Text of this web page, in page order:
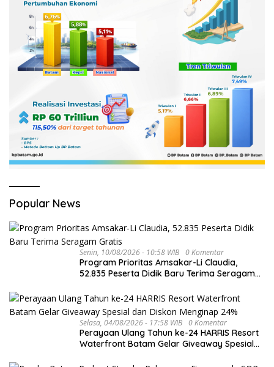
Popular News
Senin, 10/08/2026 - 10:58 WIB 0 Komentar
Program Prioritas Amsakar-Li Claudia,
52.835 Peserta Didik Baru Terima Seragam
Selasa, 04/08/2026 - 17:58 WIB 0 Komentar
Perayaan Ulang Tahun ke-24 HARRIS Resort
Waterfront Batam Gelar Giveaway Spesial